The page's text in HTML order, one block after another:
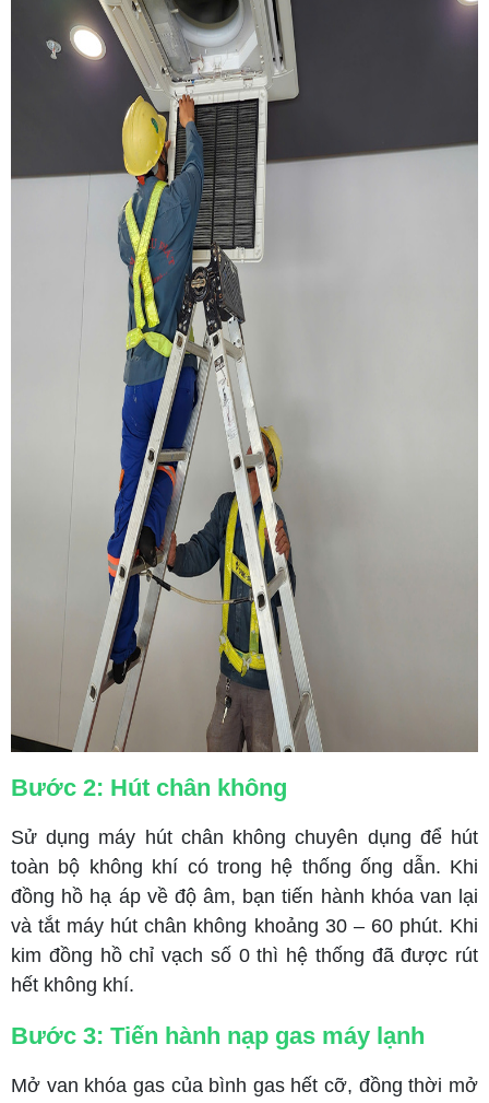
Bước 2: Hút chân không
Sử dụng máy hút chân không chuyên dụng để hút
toàn bộ không khí có trong hệ thống ống dẫn. Khi
đồng hồ hạ áp về độ âm, bạn tiến hành khóa van lại
và tắt máy hút chân không khoảng 30 – 60 phút. Khi
kim đồng hồ chỉ vạch số 0 thì hệ thống đã được rút
hết không khí.
Bước 3: Tiến hành nạp gas máy lạnh
Mở van khóa gas của bình gas hết cỡ, đồng thời mở